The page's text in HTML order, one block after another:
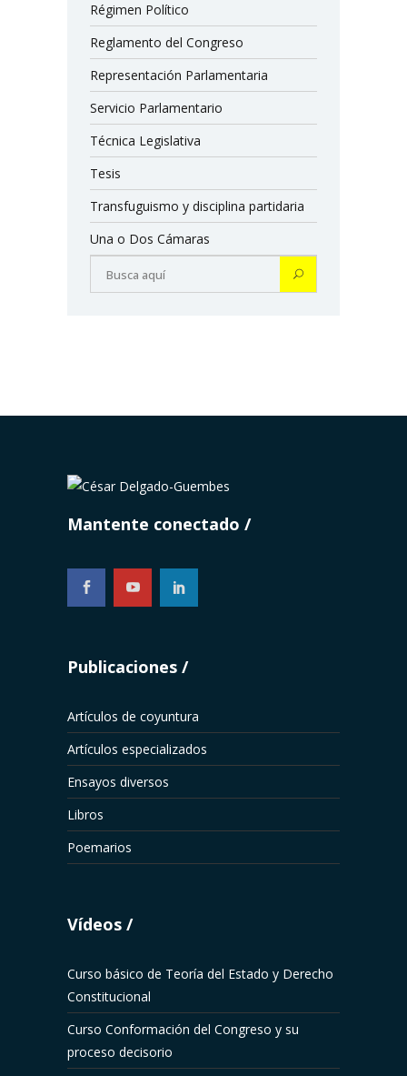
Régimen Político
Reglamento del Congreso
Representación Parlamentaria
Servicio Parlamentario
Técnica Legislativa
Tesis
Transfuguismo y disciplina partidaria
Una o Dos Cámaras
Mantente conectado
...
Publicaciones
Artículos de coyuntura
Artículos especializados
Ensayos diversos
Libros
Poemarios
Vídeos
Curso básico de Teoría del Estado y Derecho
Constitucional
Curso Conformación del Congreso y su
proceso decisorio